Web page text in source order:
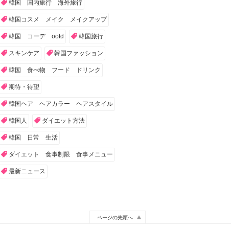
韓国 国内旅行 海外旅行
韓国コスメ メイク メイクアップ
韓国 コーデ ootd 韓国旅行
スキンケア 韓国ファッション
韓国 食べ物 フード ドリンク
期待・待望
韓国ヘア ヘアカラー ヘアスタイル
韓国人 ダイエット方法
韓国 日常 生活
ダイエット 食事制限 食事メニュー
最新ニュース
ページの先頭へ